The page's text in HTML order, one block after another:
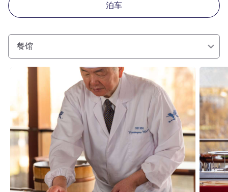
泊车
餐馆
请参阅详情 请参阅